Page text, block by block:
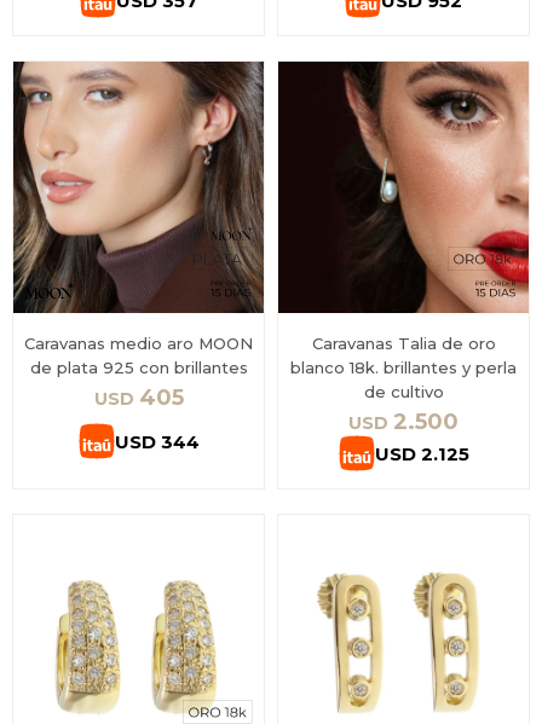
Caravanas medio aro MOON
de plata 925 con brillantes
USD 405
USD 344
Caravanas Talia de oro
blanco 18k. brillantes y perla
de cultivo
USD 2.500
USD 2.125